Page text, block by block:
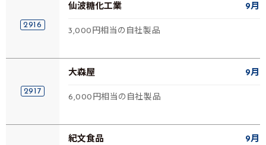
2916
仙波糖化工業 9月
3,000円相当の自社製品
2917
大森屋 9月
6,000円相当の自社製品
紀文食品 9月